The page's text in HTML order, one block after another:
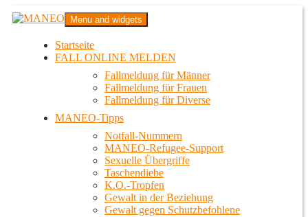
Zum
InhaltMANEO
Das schwule Anti-Gewalt-Projekt in Berlin
Menu and widgets
Startseite
FALL ONLINE MELDEN
Fallmeldung für Männer
Fallmeldung für Frauen
Fallmeldung für Diverse
MANEO-Tipps
Notfall-Nummern
MANEO-Refugee-Support
Sexuelle Übergriffe
Taschendiebe
K.O.-Tropfen
Gewalt in der Beziehung
Gewalt gegen Schutzbefohlene